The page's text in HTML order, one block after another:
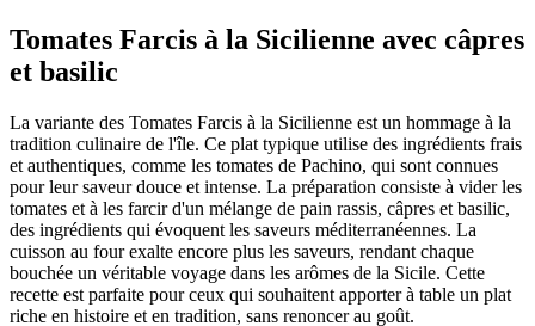
Tomates Farcis à la Sicilienne avec câpres
et basilic
La variante des Tomates Farcis à la Sicilienne est un hommage à la
tradition culinaire de l'île. Ce plat typique utilise des ingrédients frais
et authentiques, comme les tomates de Pachino, qui sont connues
pour leur saveur douce et intense. La préparation consiste à vider les
tomates et à les farcir d'un mélange de pain rassis, câpres et basilic,
des ingrédients qui évoquent les saveurs méditerranéennes. La
cuisson au four exalte encore plus les saveurs, rendant chaque
bouchée un véritable voyage dans les arômes de la Sicile. Cette
recette est parfaite pour ceux qui souhaitent apporter à table un plat
riche en histoire et en tradition, sans renoncer au goût.